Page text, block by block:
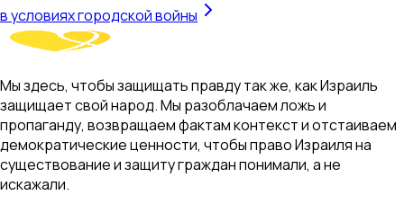
в условиях городской войны
Мы здесь, чтобы защищать правду так же, как Израиль
защищает свой народ. Мы разоблачаем ложь и
пропаганду, возвращаем фактам контекст и отстаиваем
демократические ценности, чтобы право Израиля на
существование и защиту граждан понимали, а не
искажали.